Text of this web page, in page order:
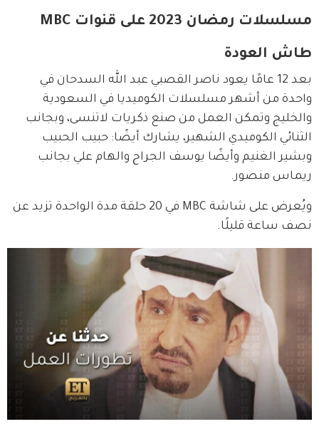
مسلسلات رمضان 2023 على قنوات MBC
طاش العودة
بعد 12 عامًا يعود ناصر القصبي عبد الله السدحان في
واحدة من أشهر مسلسلات الكوميديا في السعودية
والخليج وتمكن العمل من صنع ذكريات لاتنسى، وبجانب
الثنائي الكوميدي الشهير، يشارك أيضًا: حبيب الحبيب
وبشير الغنيم وأيضًا يوسف الجراح والهام علي بجانب
ريماس منصور.
ويُعرض على شاشة MBC في 20 حلقة مدة الواحدة تزيد عن
نصف ساعة قليلًا.